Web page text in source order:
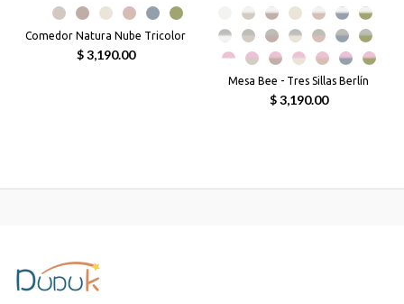
Comedor Natura Nube Tricolor
$ 3,190.00
Mesa Bee - Tres Sillas Berlín
$ 3,190.00